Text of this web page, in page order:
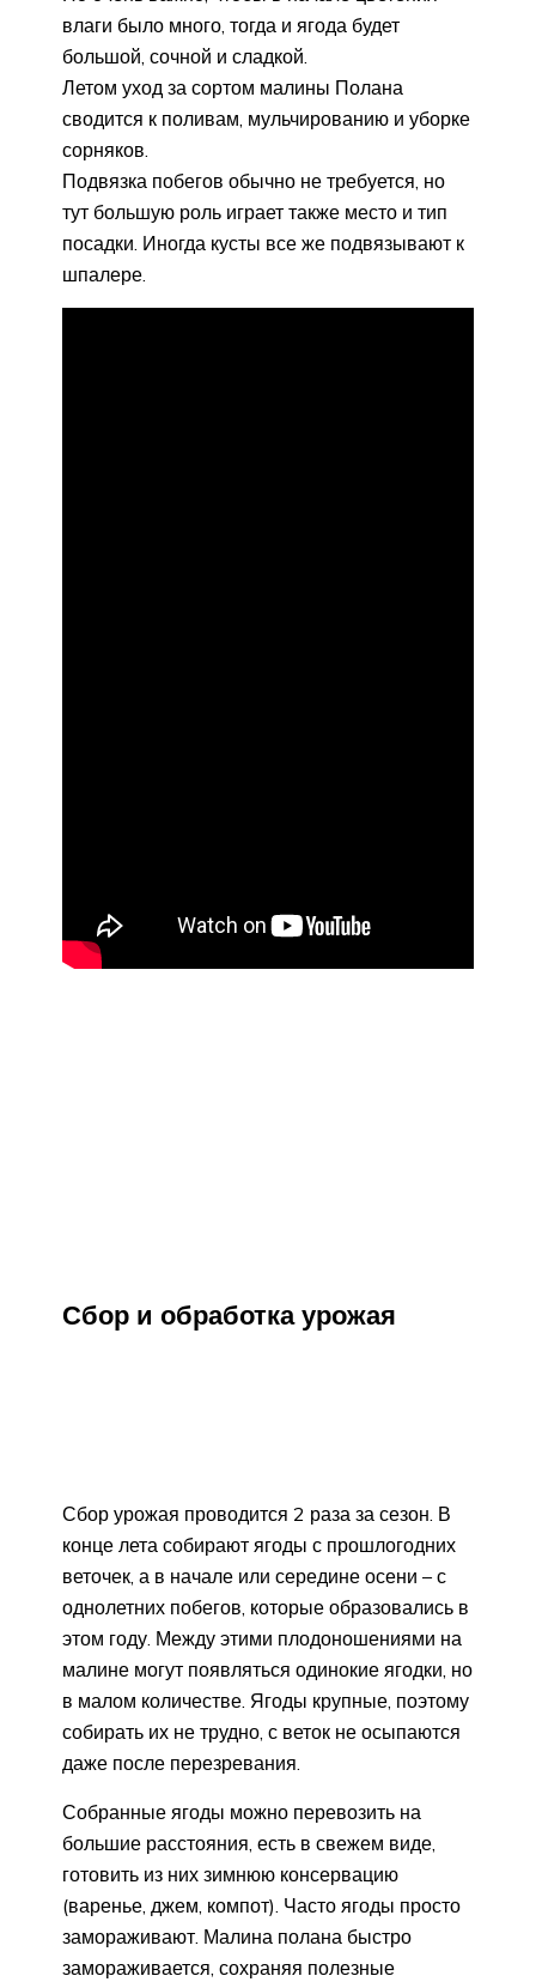
влаги было много, тогда и ягода будет
большой, сочной и сладкой.
Летом уход за сортом малины Полана
сводится к поливам, мульчированию и уборке
сорняков.
Подвязка побегов обычно не требуется, но
тут большую роль играет также место и тип
посадки. Иногда кусты все же подвязывают к
шпалере.
Сбор и обработка урожая
Сбор урожая проводится 2 раза за сезон. В
конце лета собирают ягоды с прошлогодних
веточек, а в начале или середине осени – с
однолетних побегов, которые образовались в
этом году. Между этими плодоношениями на
малине могут появляться одинокие ягодки, но
в малом количестве. Ягоды крупные, поэтому
собирать их не трудно, с веток не осыпаются
даже после перезревания.
Собранные ягоды можно перевозить на
большие расстояния, есть в свежем виде,
готовить из них зимнюю консервацию
(варенье, джем, компот). Часто ягоды просто
замораживают. Малина полана быстро
замораживается, сохраняя полезные